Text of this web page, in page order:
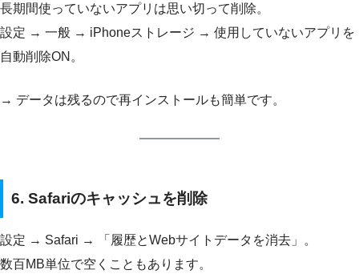
長期間使っていないアプリは思い切って削除。
設定 → 一般 → iPhoneストレージ → 使用していないアプリを
自動削除ON。
→ データは残るので再インストールも簡単です。
6. Safariのキャッシュを削除
設定 → Safari → 「履歴とWebサイトデータを消去」。
数百MB単位で空くこともあります。